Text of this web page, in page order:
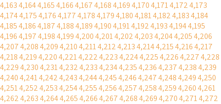
4,1634,1644,1654,1664,1674,1684,1694,1704,1714,1724,173
4,1744,1754,1764,1774,1784,1794,1804,1814,1824,1834,184
4,1854,1864,1874,1884,1894,1904,1914,1924,1934,1944,195
4,1964,1974,1984,1994,2004,2014,2024,2034,2044,2054,206
4,2074,2084,2094,2104,2114,2124,2134,2144,2154,2164,217
4,2184,2194,2204,2214,2224,2234,2244,2254,2264,2274,228
4,2294,2304,2314,2324,2334,2344,2354,2364,2374,2384,239
4,2404,2414,2424,2434,2444,2454,2464,2474,2484,2494,250
4,2514,2524,2534,2544,2554,2564,2574,2584,2594,2604,261
4,2624,2634,2644,2654,2664,2674,2684,2694,2704,2714,272